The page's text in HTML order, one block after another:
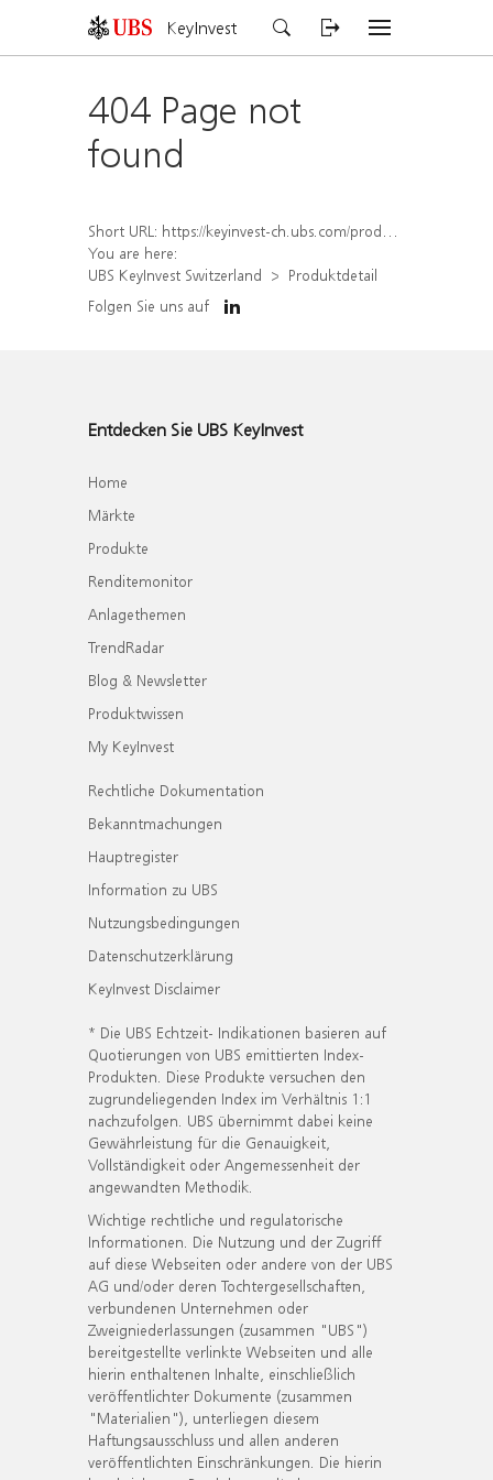
KeyInvest
404 Page not
found
Short URL: https://keyinvest-ch.ubs.com/produkt/detail/index/isin/CH1570498951
You are here:
UBS KeyInvest Switzerland
Produktdetail
Folgen Sie uns auf
Entdecken Sie UBS KeyInvest
Home
Märkte
Produkte
Renditemonitor
Anlagethemen
TrendRadar
Blog & Newsletter
Produktwissen
My KeyInvest
Rechtliche Dokumentation
Bekanntmachungen
Hauptregister
Information zu UBS
Nutzungsbedingungen
Datenschutzerklärung
KeyInvest Disclaimer
* Die UBS Echtzeit- Indikationen basieren auf
Quotierungen von UBS emittierten Index-
Produkten. Diese Produkte versuchen den
zugrundeliegenden Index im Verhältnis 1:1
nachzufolgen. UBS übernimmt dabei keine
Gewährleistung für die Genauigkeit,
Vollständigkeit oder Angemessenheit der
angewandten Methodik.
Wichtige rechtliche und regulatorische
Informationen. Die Nutzung und der Zugriff
auf diese Webseiten oder andere von der UBS
AG und/oder deren Tochtergesellschaften,
verbundenen Unternehmen oder
Zweigniederlassungen (zusammen "UBS")
bereitgestellte verlinkte Webseiten und alle
hierin enthaltenen Inhalte, einschließlich
veröffentlichter Dokumente (zusammen
"Materialien"), unterliegen diesem
Haftungsausschluss und allen anderen
veröffentlichten Einschränkungen. Die hierin